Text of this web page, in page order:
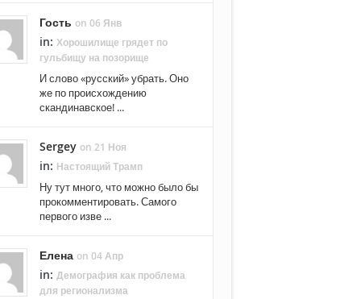
Гость on 06 Янв
in: Хорошилище грядет по
гульбищу на позорище
И слово «русский» убрать. Оно
же по происхождению
скандинавское! ...
Sergey on 21 Ноя
in: Настоящий Трамп
Ну тут много, что можно было бы
прокомментировать. Самого
первого изве ...
Елена on 04 Апр
in: Демография как проблема
для регионализма